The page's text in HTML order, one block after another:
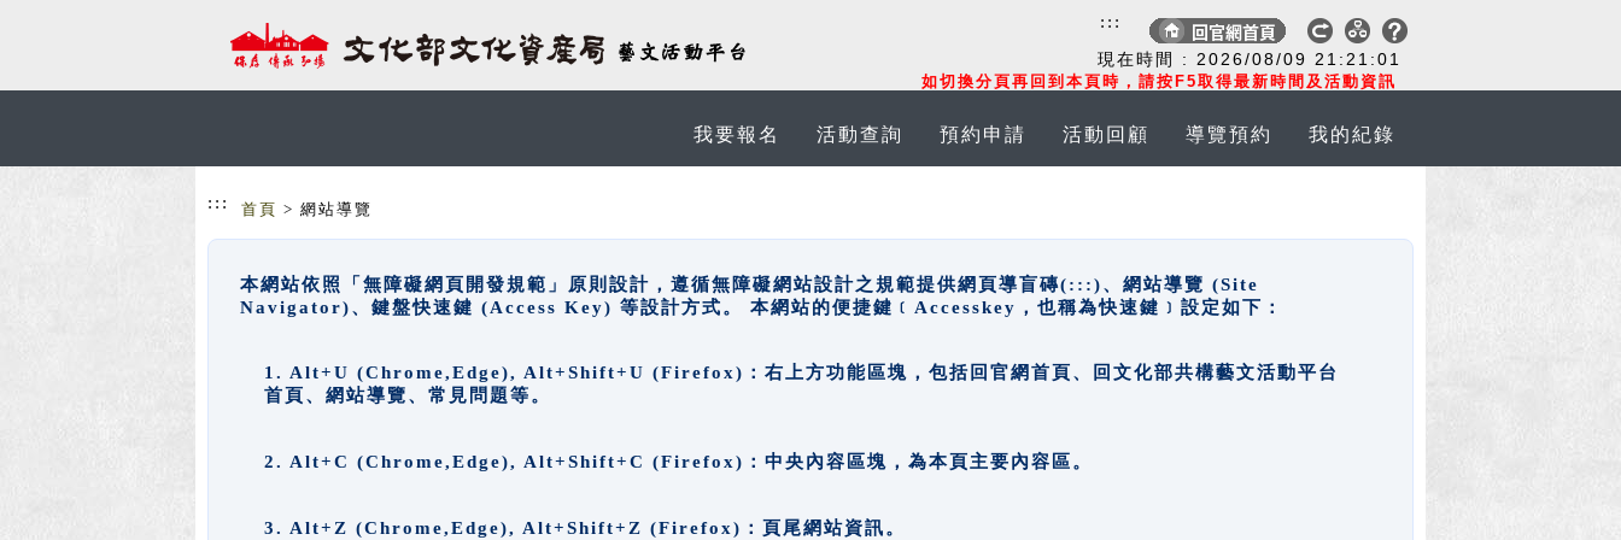
現在時間 : 2026/08/09 21:21:01
如切換分頁再回到本頁時，請按F5取得最新時間及活動資訊
:::
我要報名 活動查詢 預約申請 活動回顧 導覽預約 我的紀錄
::: 首頁 > 網站導覽
本網站依照「無障礙網頁開發規範」原則設計，遵循無障礙網站設計之規範提供網頁導盲磚(:::)、網站導覽 (Site
Navigator)、鍵盤快速鍵 (Access Key) 等設計方式。 本網站的便捷鍵﹝Accesskey，也稱為快速鍵﹞設定如下：
1. Alt+U (Chrome,Edge), Alt+Shift+U (Firefox)：右上方功能區塊，包括回官網首頁、回文化部共構藝文活動平台
首頁、網站導覽、常見問題等。
2. Alt+C (Chrome,Edge), Alt+Shift+C (Firefox)：中央內容區塊，為本頁主要內容區。
3. Alt+Z (Chrome,Edge), Alt+Shift+Z (Firefox)：頁尾網站資訊。